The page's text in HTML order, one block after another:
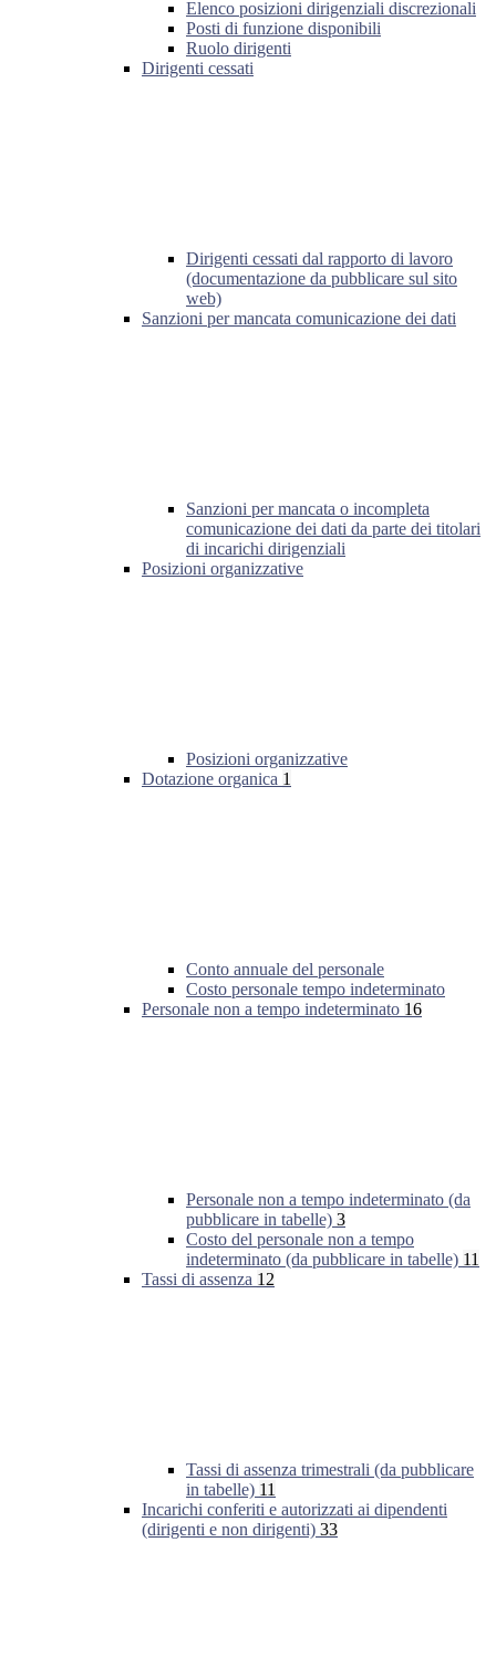
Elenco posizioni dirigenziali discrezionali
Posti di funzione disponibili
Ruolo dirigenti
Dirigenti cessati
Dirigenti cessati dal rapporto di lavoro
(documentazione da pubblicare sul sito
web)
Sanzioni per mancata comunicazione dei dati
Sanzioni per mancata o incompleta
comunicazione dei dati da parte dei titolari
di incarichi dirigenziali
Posizioni organizzative
Posizioni organizzative
Dotazione organica 1
Conto annuale del personale
Costo personale tempo indeterminato
Personale non a tempo indeterminato 16
Personale non a tempo indeterminato (da
pubblicare in tabelle) 3
Costo del personale non a tempo
indeterminato (da pubblicare in tabelle) 11
Tassi di assenza 12
Tassi di assenza trimestrali (da pubblicare
in tabelle) 11
Incarichi conferiti e autorizzati ai dipendenti
(dirigenti e non dirigenti) 33